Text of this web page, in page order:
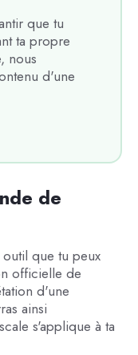
que tu
ta propre
nous
d'une
de
que tu peux
officielle de
d'une
ainsi
s'applique à ta